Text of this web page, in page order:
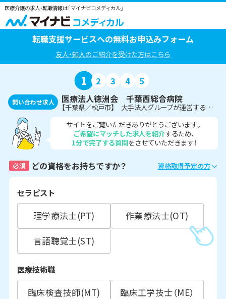
医療介護の求人・転職情報は「マイナビコメディカル」
転職支援サービスへの無料お申込みフォーム
友人・知人のご紹介を受けた方はこちら
1 2 3 4 5
問い合わせ求人 医療法人徳洲会 千葉西総合病院
【千葉県／松戸市】 大手法人グループが運営する病院での視能訓練士募集《新京成電鉄沿線》
サイトをご覧いただきありがとうございます。
ご希望にマッチした求人を紹介するため、
1分で完了する質問をさせていただきます！
必須 どの資格をお持ちですか？ 資格取得予定の方
セラピスト
理学療法士(PT)
作業療法士(OT)
言語聴覚士(ST)
医療技術職
臨床検査技師(MT)
臨床工学技士（ME）